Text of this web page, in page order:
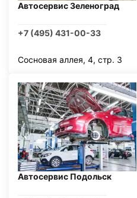
Автосервис Зеленоград
+7 (495) 431-00-33
Сосновая аллея, 4, стр. 3
Автосервис Подольск